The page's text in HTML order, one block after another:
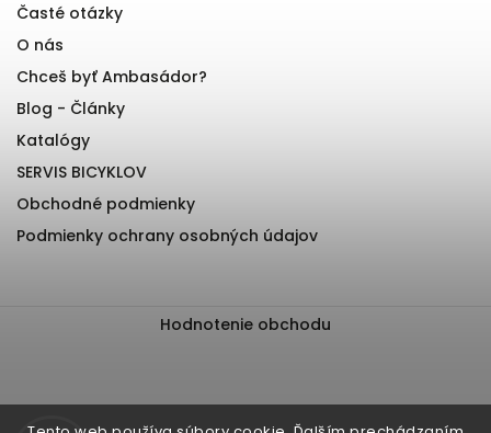
Časté otázky
O nás
Chceš byť Ambasádor?
Blog - Články
Katalógy
SERVIS BICYKLOV
Obchodné podmienky
Podmienky ochrany osobných údajov
Hodnotenie obchodu